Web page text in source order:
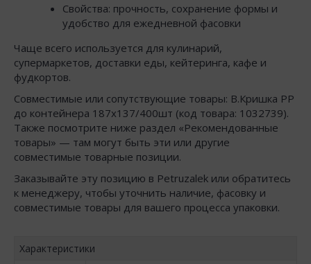
Свойства: прочность, сохранение формы и
удобство для ежедневной фасовки
Чаще всего используется для кулинарий,
супермаркетов, доставки еды, кейтеринга, кафе и
фудкортов.
Совместимые или сопутствующие товары: В.Кришка РР
до контейнера 187х137/400шт (код товара: 1032739).
Также посмотрите ниже раздел «Рекомендованные
товары» — там могут быть эти или другие
совместимые товарные позиции.
Заказывайте эту позицию в Petruzalek или обратитесь
к менеджеру, чтобы уточнить наличие, фасовку и
совместимые товары для вашего процесса упаковки.
Характеристики